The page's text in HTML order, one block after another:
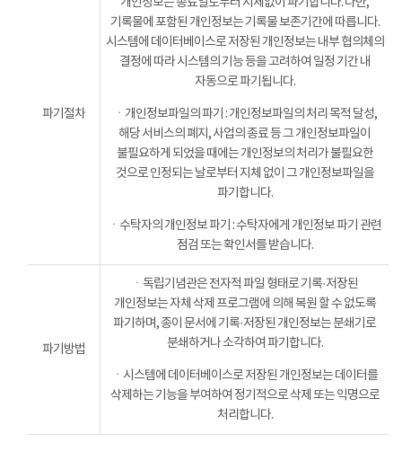
파기절차
기록물에 포함된 개인정보는 기록물 보존기간에 따릅니다.
시스템에 데이터베이스로 저장된 개인정보는 내부 협의체의
결정에 따라 시스템의 기능 등을 고려하여 일정 기간 내
자동으로 파기됩니다.
ㆍ개인정보파일의 파기 : 개인정보파일의 처리 목적 달성,
해당 서비스의 폐지, 사업의 종료 등 그 개인정보파일이
불필요하게 되었을 때에는 개인정보의 처리가 불필요한
것으로 인정되는 날로부터 지체 없이 그 개인정보파일을
파기합니다.
ㆍ수탁자의 개인정보 파기 : 수탁자에게 개인정보 파기 관련
점검 또는 확인서를 받습니다.
파기방법
ㆍ독립기념관은 전자적 파일 형태로 기록·저장된
개인정보는 자체 삭제 프로그램에 의해 복원 할 수 없도록
파기하며, 종이 문서에 기록·저장된 개인정보는 분쇄기로
분쇄하거나 소각하여 파기합니다.
ㆍ시스템에 데이터베이스로 저장된 개인정보는 데이터를
삭제하는 기능을 부여하여 정기적으로 삭제 또는 익명으로
처리합니다.